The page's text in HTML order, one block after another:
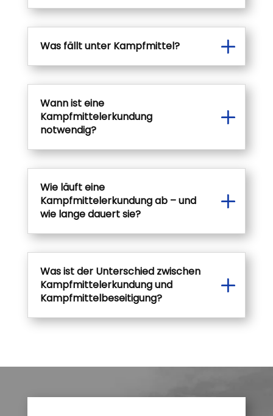
Was fällt unter Kampfmittel?
Wann ist eine
Kampfmittelerkundung
notwendig?
Wie läuft eine
Kampfmittelerkundung ab – und
wie lange dauert sie?
Was ist der Unterschied zwischen
Kampfmittelerkundung und
Kampfmittelbeseitigung?